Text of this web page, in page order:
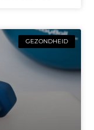
GEZONDHEID